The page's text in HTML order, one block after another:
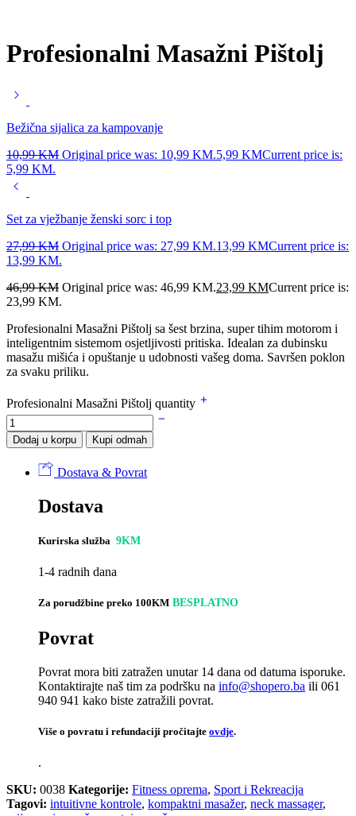
Profesionalni Masažni Pištolj
Bežična sijalica za kampovanje
10,99KM Original price was: 10,99 KM.5,99 KMCurrent price is:
5,99 KM.
Set za vježbanje ženski sorc i top
27,99KM Original price was: 27,99 KM.13,99 KMCurrent price is:
13,99 KM.
46,99KM Original price was: 46,99 KM.23,99 KMCurrent price is:
23,99 KM.
Profesionalni Masažni Pištolj sa šest brzina, super tihim motorom i
inteligentnim sistemom osjetljivosti pritiska. Idealan za dubinsku
masažu mišića i opuštanje u udobnosti vašeg doma. Savršen poklon
za svaku priliku.
Profesionalni Masažni Pištolj quantity
Dodaj u korpu Kupi odmah
Dostava & Povrat
Dostava
Kurirska služba 9KM
1-4 radnih dana
Za porudžbine preko 100KM BESPLATNO
Povrat
Povrat mora biti zatražen unutar 14 dana od datuma isporuke.
Kontaktirajte naš tim za podršku na info@shopero.ba ili 061
940 941 kako biste zatražili povrat.
Više o povratu i refundaciji pročitajte ovdje.
.
SKU: 0038 Kategorije: Fitness oprema, Sport i Rekreacija
Tagovi: intuitivne kontrole, kompaktni masažer, neck massager,